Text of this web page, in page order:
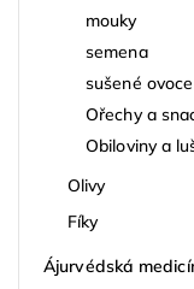
mouky
semena
sušené
Ořechy a
Obiloviny a
Olivy
Fíky
Ájurvédská